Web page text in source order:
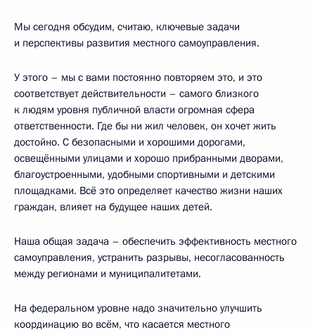
Мы сегодня обсудим, считаю, ключевые задачи
и перспективы развития местного самоуправления.
У этого – мы с вами постоянно повторяем это, и это
соответствует действительности – самого близкого
к людям уровня публичной власти огромная сфера
ответственности. Где бы ни жил человек, он хочет жить
достойно. С безопасными и хорошими дорогами,
освещёнными улицами и хорошо прибранными дворами,
благоустроенными, удобными спортивными и детскими
площадками. Всё это определяет качество жизни наших
граждан, влияет на будущее наших детей.
Наша общая задача – обеспечить эффективность местного
самоуправления, устранить разрывы, несогласованность
между регионами и муниципалитетами.
На федеральном уровне надо значительно улучшить
координацию во всём, что касается местного